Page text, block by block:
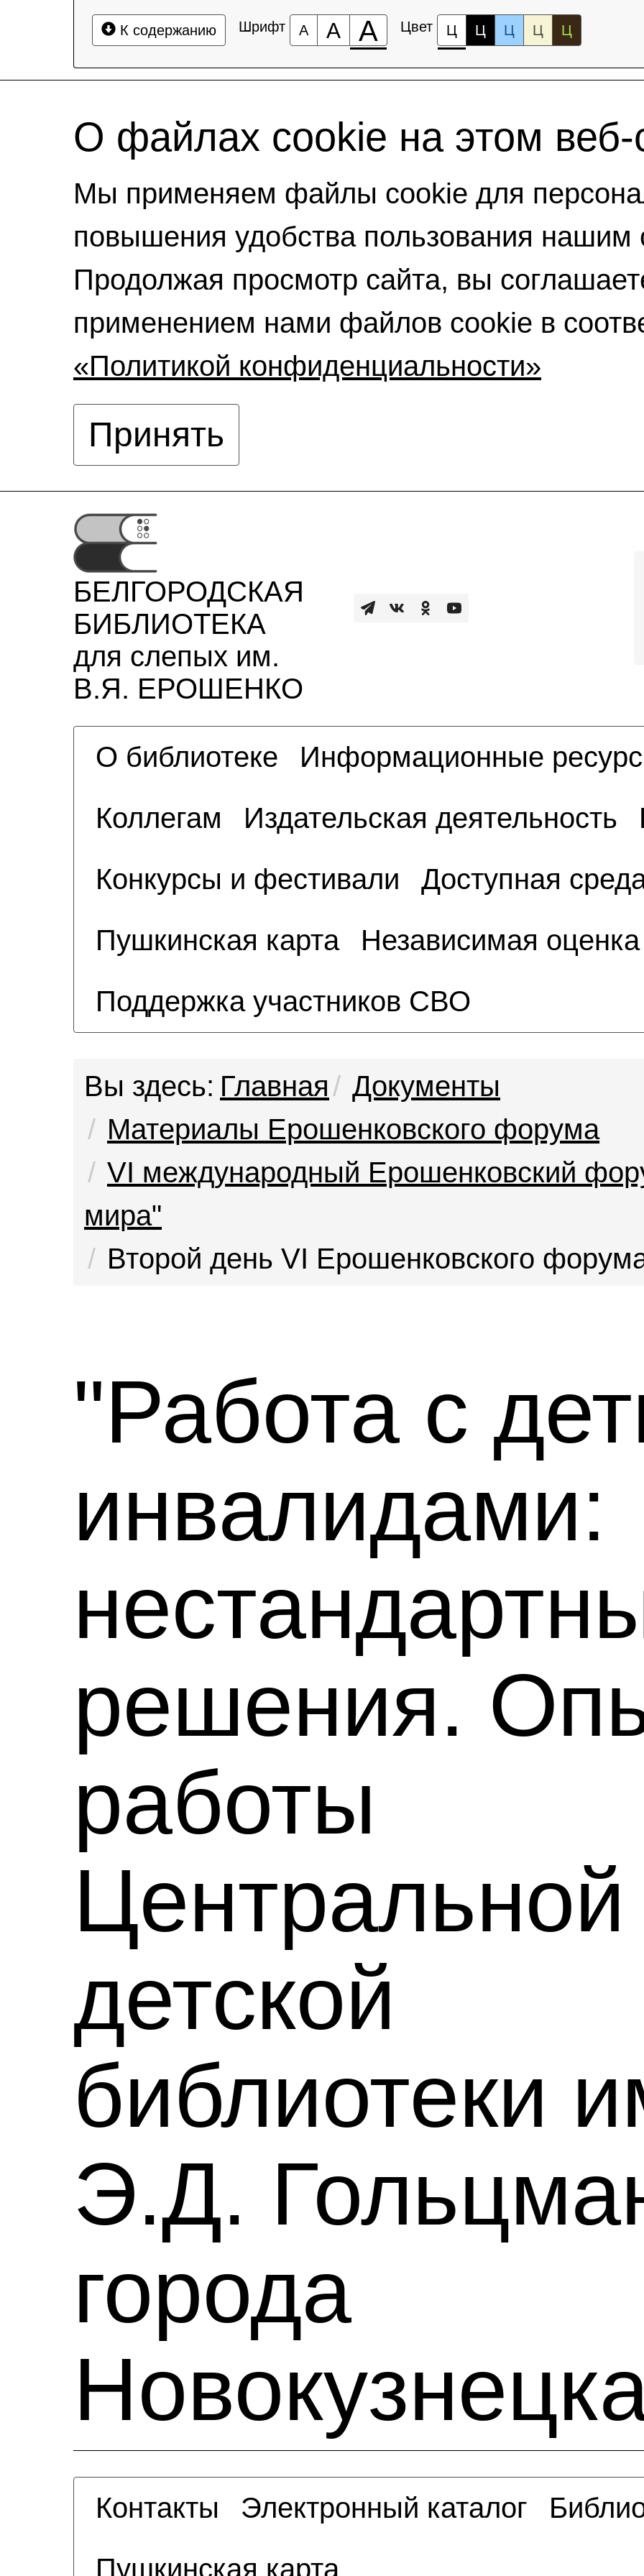
К содержанию Шрифт А А А Цвет Ц Ц Ц Ц Ц
О файлах cookie на этом веб-
Мы применяем файлы cookie для
повышения удобства пользования нашим
Продолжая просмотр сайта, вы
применением нами файлов cookie в
«Политикой конфиденциальности»
Принять
БЕЛГОРОДСКАЯ
БИБЛИОТЕКА
для слепых им.
В.Я. ЕРОШЕНКО
О библиотеке
Информационные
Коллегам
Издательская деятельность
Конкурсы и фестивали
Доступная
Пушкинская карта
Независимая оценка
Поддержка участников СВО
Вы здесь: Главная
Документы
Материалы Ерошенковского форума
VI международный Ерошенковский
мира"
Второй день VI Ерошенковского
"Работа с
инвалидами:
решения.
работы
Центральной
детской
библиотеки
Э.Д.
города
Контакты Электронный каталог
Пушкинская карта